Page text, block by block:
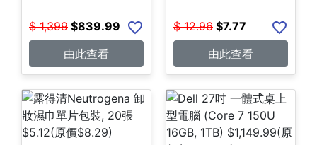
$ 1,399 $839.99
由此查看
$ 12.96 $7.77
由此查看